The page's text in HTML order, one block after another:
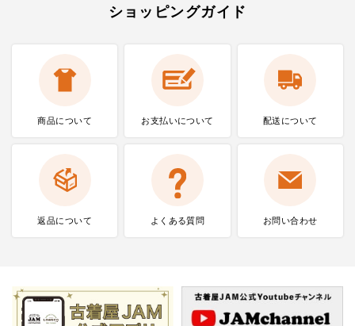
ショッピングガイド
商品について お支払いについて 配送について
返品について よくある質問 お問い合わせ